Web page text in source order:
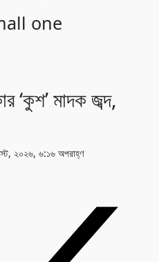
one
‘কুশ’ মাদক জব্দ,
২০২৬, ৬:১৬ অপরাহ্ণ